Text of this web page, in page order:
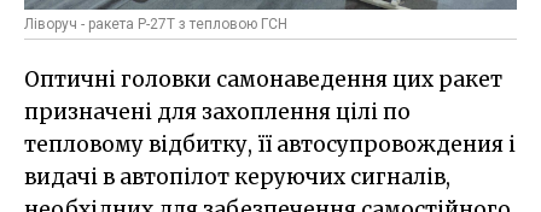
Ліворуч - ракета Р-27Т з тепловою ГСН
Оптичні головки самонаведення цих ракет
призначені для захоплення цілі по
тепловому відбитку, її автосупровождения і
видачі в автопілот керуючих сигналів,